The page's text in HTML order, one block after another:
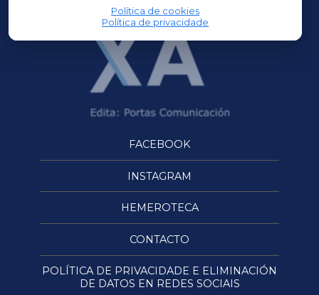
Política de cookies
Política de privacidade
FACEBOOK
INSTAGRAM
HEMEROTECA
CONTACTO
POLÍTICA DE PRIVACIDADE E ELIMINACIÓN
DE DATOS EN REDES SOCIAIS